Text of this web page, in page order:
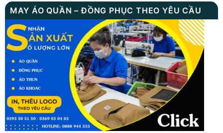
MAY ÁO QUẦN – ĐỒNG PHỤC THEO YÊU CẦU